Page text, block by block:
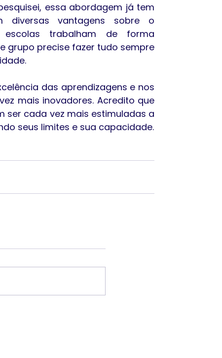
essa abordagem já tem
vantagens sobre o
escolas trabalham de forma
grupo precise fazer tudo sempre
das aprendizagens e nos
mais inovadores. Acredito que
ser cada vez mais estimuladas a
seus limites e sua capacidade.